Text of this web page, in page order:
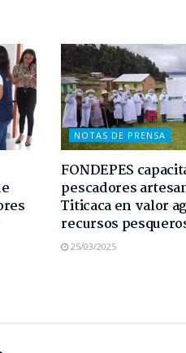
NOTAS DE PRENSA
FONDEPES
pescadores
Titicaca en valor
recursos
25/03/2025